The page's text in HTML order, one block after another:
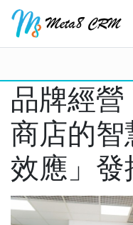
品牌經
商店的
效應」